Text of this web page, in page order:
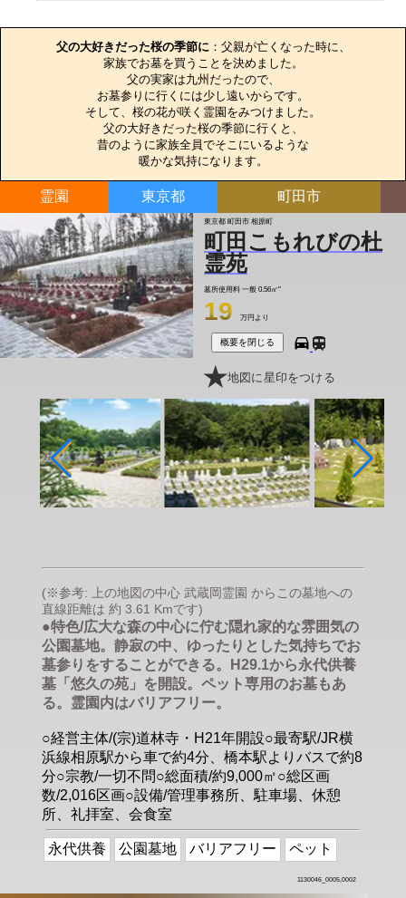
父の大好きだった桜の季節に：父親が亡くなった時に、
家族でお墓を買うことを決めました。
父の実家は九州だったので、
お墓参りに行くには少し遠いからです。
そして、桜の花が咲く霊園をみつけました。
父の大好きだった桜の季節に行くと、
昔のように家族全員でそこにいるような
暖かな気持になります。
霊園 東京都 町田市
東京都 町田市 相原町
町田こもれびの杜
霊苑
墓所使用料 一般 0.56㎡"
19 万円より
概要を閉じる
地図に星印をつける
(※参考: 上の地図の中心 武蔵岡霊園 からこの墓地への
直線距離は 約 3.61 Kmです)
●特色/広大な森の中心に佇む隠れ家的な雰囲気の
公園墓地。静寂の中、ゆったりとした気持ちでお
墓参りをすることができる。H29.1から永代供養
墓「悠久の苑」を開設。ペット専用のお墓もあ
る。霊園内はバリアフリー。
○経営主体/(宗)道林寺・H21年開設○最寄駅/JR横
浜線相原駅から車で約4分、橋本駅よりバスで約8
分○宗教/一切不問○総面積/約9,000㎡○総区画
数/2,016区画○設備/管理事務所、駐車場、休憩
所、礼拝室、会食室
永代供養 公園墓地 バリアフリー ペット
1130046_0005,0002